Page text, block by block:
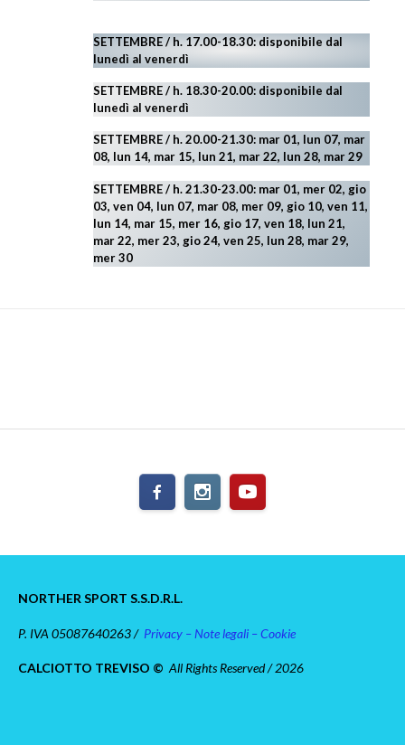
SETTEMBRE / h. 17.00-18.30: disponibile dal
lunedì al venerdì
SETTEMBRE / h. 18.30-20.00: disponibile dal
lunedì al venerdì
SETTEMBRE / h. 20.00-21.30: mar 01, lun 07, mar
08, lun 14, mar 15, lun 21, mar 22, lun 28, mar 29
SETTEMBRE / h. 21.30-23.00: mar 01, mer 02, gio
03, ven 04, lun 07, mar 08, mer 09, gio 10, ven 11,
lun 14, mar 15, mer 16, gio 17, ven 18, lun 21,
mar 22, mer 23, gio 24, ven 25, lun 28, mar 29,
mer 30
NORTHER SPORT S.S.D.R.L.
P. IVA 05087640263 / Privacy – Note legali – Cookie
CALCIOTTO TREVISO © All Rights Reserved / 2026